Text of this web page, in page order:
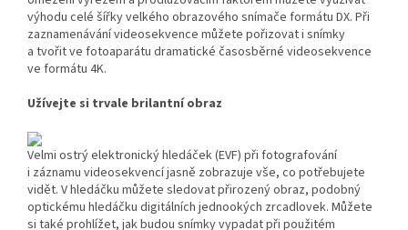
výhodu celé šířky velkého obrazového snímače formátu DX. Při
zaznamenávání videosekvence můžete pořizovat i snímky
a tvořit ve fotoaparátu dramatické časosběrné videosekvence
ve formátu 4K.
Užívejte si trvale brilantní obraz
Velmi ostrý elektronický hledáček (EVF) při fotografování
i záznamu videosekvencí jasně zobrazuje vše, co potřebujete
vidět. V hledáčku můžete sledovat přirozený obraz, podobný
optickému hledáčku digitálních jednookých zrcadlovek. Můžete
si také prohlížet, jak budou snímky vypadat při použitém